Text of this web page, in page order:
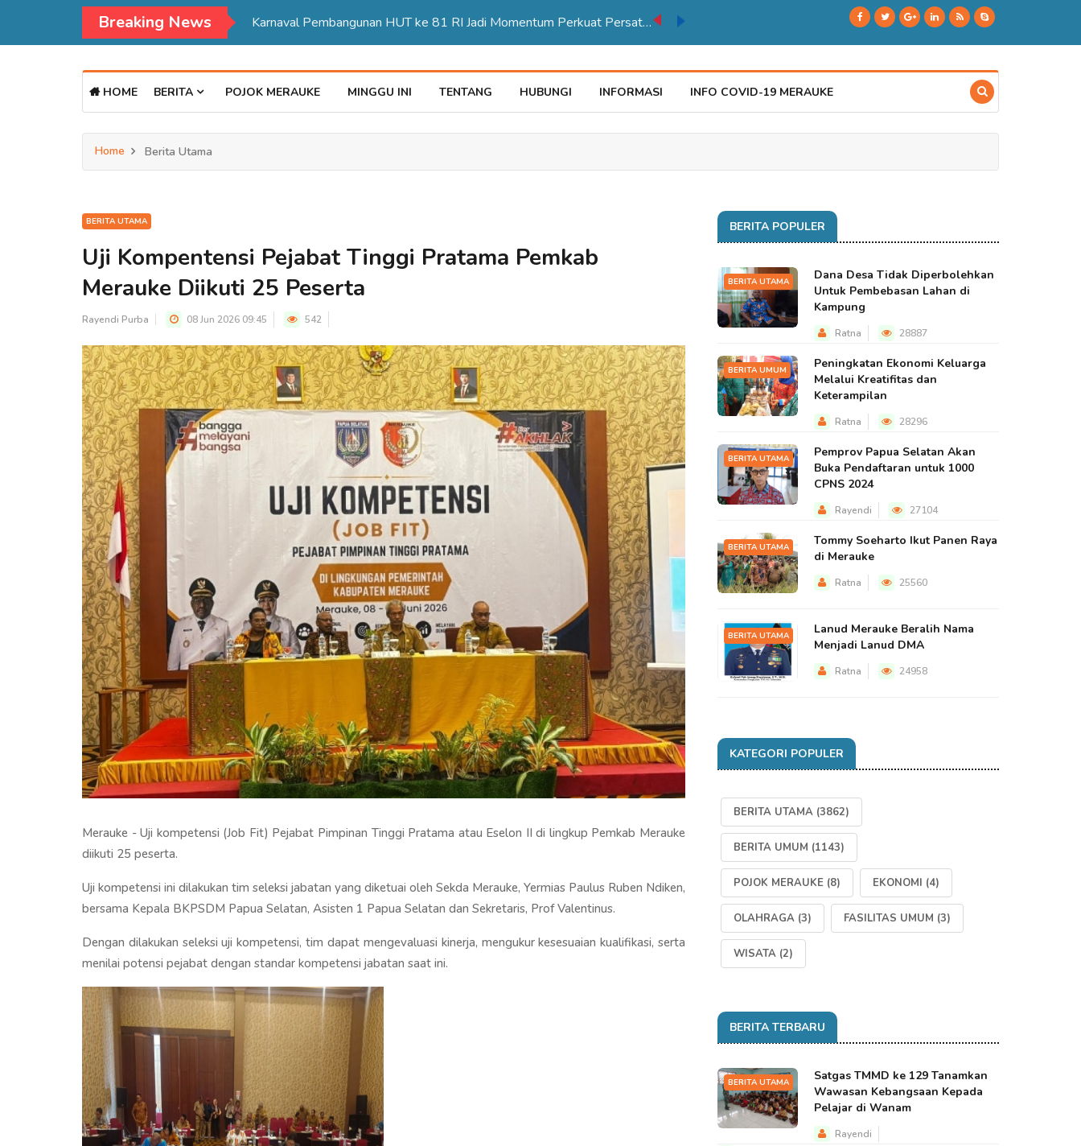
Breaking News PT BIA Berpartisipasi Pembukaan Pameran HUT RI ke 81 di Distrik Ulilin
HOME BERITA POJOK MERAUKE MINGGU INI TENTANG HUBUNGI INFORMASI INFO COVID-19 MERAUKE
Home Berita Utama
BERITA UTAMA
Uji Kompentensi Pejabat Tinggi Pratama Pemkab
Merauke Diikuti 25 Peserta
Rayendi Purba 08 Jun 2026 09:45 542
Merauke - Uji kompetensi (Job Fit) Pejabat Pimpinan Tinggi Pratama atau Eselon II di lingkup Pemkab Merauke
diikuti 25 peserta.
Uji kompetensi ini dilakukan tim seleksi jabatan yang diketuai oleh Sekda Merauke, Yermias Paulus Ruben Ndiken,
bersama Kepala BKPSDM Papua Selatan, Asisten 1 Papua Selatan dan Sekretaris, Prof Valentinus.
Dengan dilakukan seleksi uji kompetensi, tim dapat mengevaluasi kinerja, mengukur kesesuaian kualifikasi, serta
menilai potensi pejabat dengan standar kompetensi jabatan saat ini.
BERITA POPULER
BERITA UTAMA
Dana Desa Tidak Diperbolehkan
Untuk Pembebasan Lahan di
Kampung
Ratna 28887
BERITA UMUM
Peningkatan Ekonomi Keluarga
Melalui Kreatifitas dan
Keterampilan
Ratna 28296
BERITA UTAMA
Pemprov Papua Selatan Akan
Buka Pendaftaran untuk 1000
CPNS 2024
Rayendi 27104
BERITA UTAMA
Tommy Soeharto Ikut Panen Raya
di Merauke
Ratna 25560
BERITA UTAMA
Lanud Merauke Beralih Nama
Menjadi Lanud DMA
Ratna 24958
KATEGORI POPULER
BERITA UTAMA (3862)
BERITA UMUM (1143)
POJOK MERAUKE (8) EKONOMI (4)
OLAHRAGA (3) FASILITAS UMUM (3)
WISATA (2)
BERITA TERBARU
BERITA UTAMA
Satgas TMMD ke 129 Tanamkan
Wawasan Kebangsaan Kepada
Pelajar di Wanam
Rayendi